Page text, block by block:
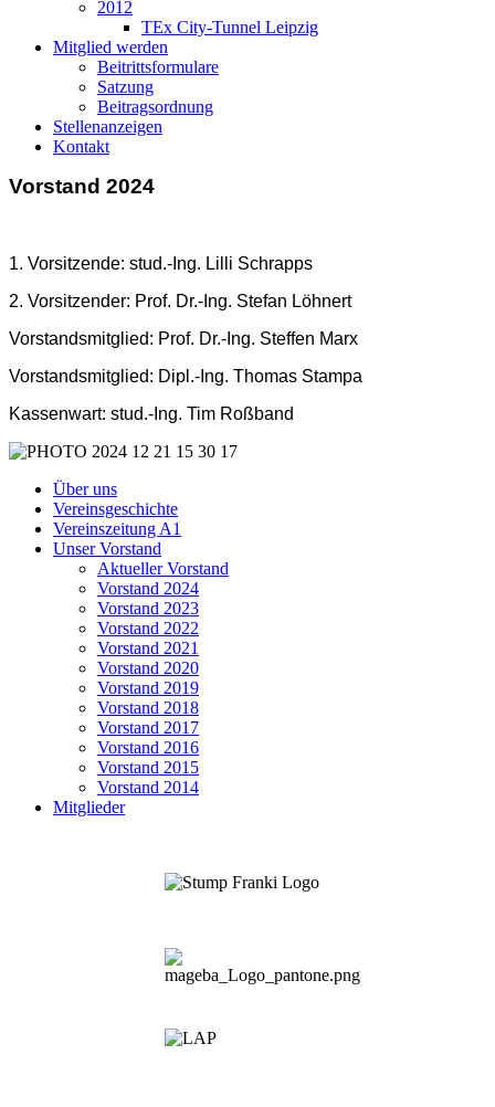
2012
TEx City-Tunnel Leipzig
Mitglied werden
Beitrittsformulare
Satzung
Beitragsordnung
Stellenanzeigen
Kontakt
Vorstand 2024
1. Vorsitzende: stud.-Ing. Lilli Schrapps
2. Vorsitzender: Prof. Dr.-Ing. Stefan Löhnert
Vorstandsmitglied: Prof. Dr.-Ing. Steffen Marx
Vorstandsmitglied: Dipl.-Ing. Thomas Stampa
Kassenwart: stud.-Ing. Tim Roßband
Über uns
Vereinsgeschichte
Vereinszeitung A1
Unser Vorstand
Aktueller Vorstand
Vorstand 2024
Vorstand 2023
Vorstand 2022
Vorstand 2021
Vorstand 2020
Vorstand 2019
Vorstand 2018
Vorstand 2017
Vorstand 2016
Vorstand 2015
Vorstand 2014
Mitglieder